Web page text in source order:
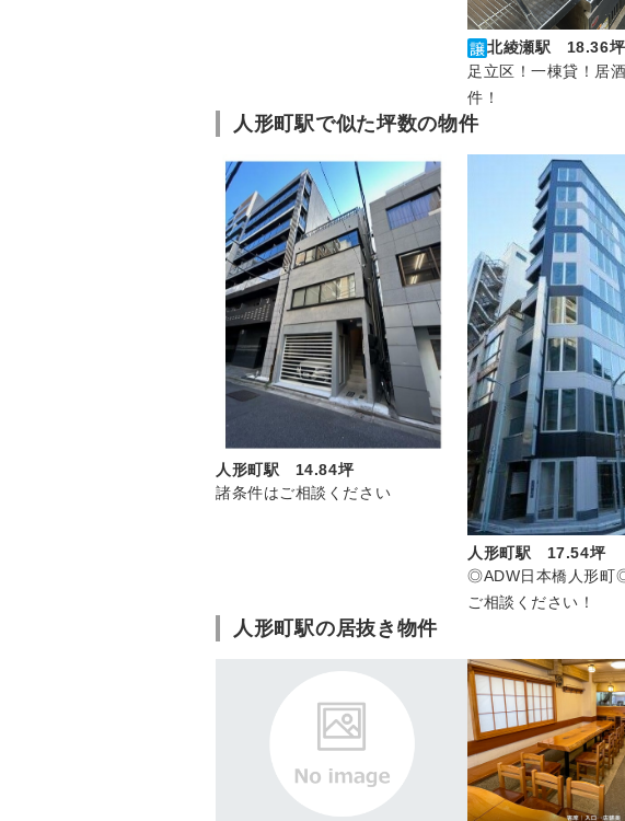
北綾瀬駅 18.36坪
足立区！一棟貸！居
件！
人形町駅で似た坪数の物件
人形町駅 14.84坪
諸条件はご相談ください
人形町駅 17.54坪
◎ADW日本橋人形
ご相談ください！
人形町駅の居抜き物件